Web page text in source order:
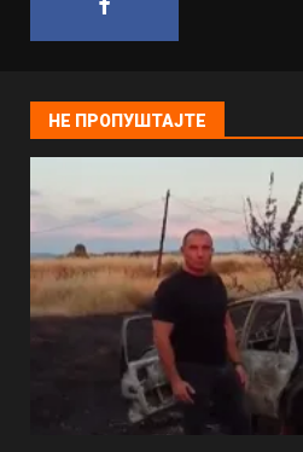
НЕ ПРОПУШТАЈТЕ